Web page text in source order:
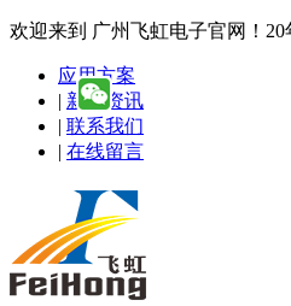
欢迎来到 广州飞虹电子官网！20
应用方案
| 新闻资讯
| 联系我们
| 在线留言